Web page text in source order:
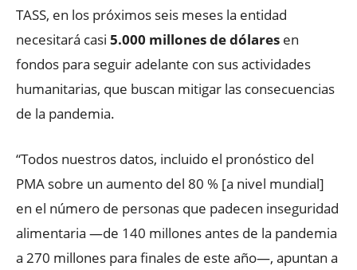
TASS, en los próximos seis meses la entidad
necesitará casi 5.000 millones de dólares en
fondos para seguir adelante con sus actividades
humanitarias, que buscan mitigar las consecuencias
de la pandemia.
“Todos nuestros datos, incluido el pronóstico del
PMA sobre un aumento del 80 % [a nivel mundial]
en el número de personas que padecen inseguridad
alimentaria —de 140 millones antes de la pandemia
a 270 millones para finales de este año—, apuntan a